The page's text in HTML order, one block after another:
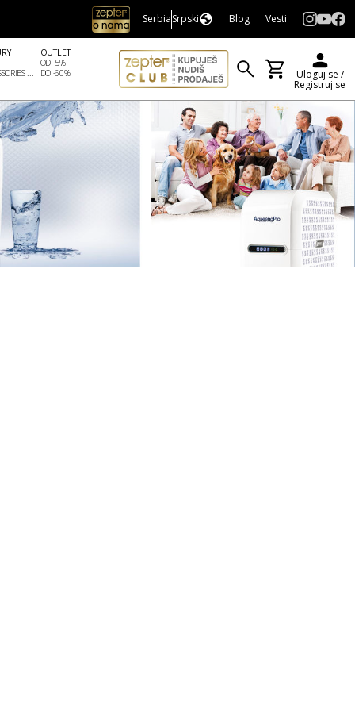
SerbiaSrpski Blog Vesti
...
OUTLET
OD -5%
DO -60%
Uloguj se /
Registruj se